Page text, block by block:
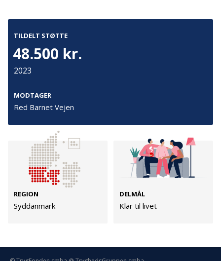
TILDELT STØTTE
48.500 kr.
2023
MODTAGER
Red Barnet Vejen
REGION
Syddanmark
DELMÅL
Klar til livet
Vilkår
Følg os
Facebook LinkedIn
TrygFonden